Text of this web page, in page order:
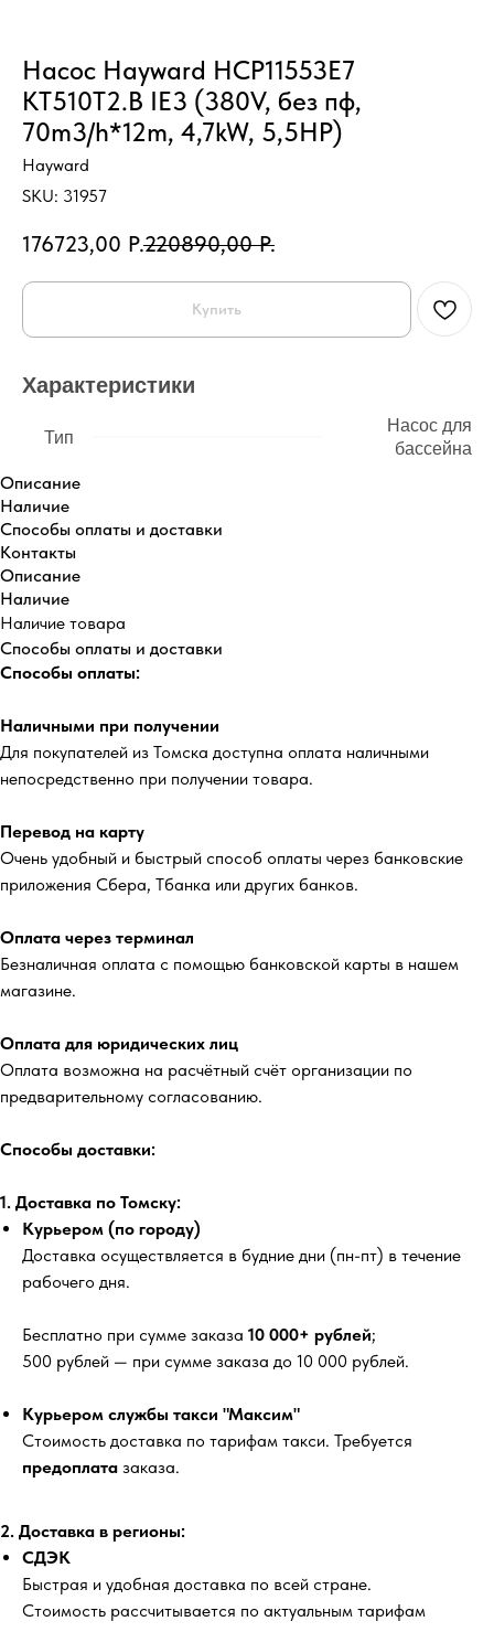
Насос Hayward HCP11553E7
KT510T2.B IE3 (380V, без пф,
70m3/h*12m, 4,7kW, 5,5HP)
Hayward
SKU: 31957
176723,00 Р.220890,00 Р.
Купить
Характеристики
Тип
Насос для
бассейна
Описание
Наличие
Способы оплаты и доставки
Контакты
Описание
Наличие
Наличие товара
Способы оплаты и доставки
Способы оплаты:
Наличными при получении
Для покупателей из Томска доступна оплата наличными
непосредственно при получении товара.
Перевод на карту
Очень удобный и быстрый способ оплаты через банковские
приложения Сбера, Тбанка или других банков.
Оплата через терминал
Безналичная оплата с помощью банковской карты в нашем
магазине.
Оплата для юридических лиц
Оплата возможна на расчётный счёт организации по
предварительному согласованию.
Способы доставки:
1. Доставка по Томску:
Курьером (по городу)
Доставка осуществляется в будние дни (пн-пт) в течение
рабочего дня.
Бесплатно при сумме заказа 10 000+ рублей;
500 рублей — при сумме заказа до 10 000 рублей.
Курьером службы такси "Максим"
Стоимость доставка по тарифам такси. Требуется
предоплата заказа.
2. Доставка в регионы:
СДЭК
Быстрая и удобная доставка по всей стране.
Стоимость рассчитывается по актуальным тарифам